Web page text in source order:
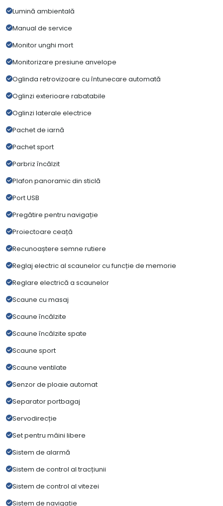
Lumină ambientală
Manual de service
Monitor unghi mort
Monitorizare presiune anvelope
Oglinda retrovizoare cu întunecare automată
Oglinzi exterioare rabatabile
Oglinzi laterale electrice
Pachet de iarnă
Pachet sport
Parbriz încălzit
Plafon panoramic din sticlă
Port USB
Pregătire pentru navigație
Proiectoare ceață
Recunoaștere semne rutiere
Reglaj electric al scaunelor cu funcție de memorie
Reglare electrică a scaunelor
Scaune cu masaj
Scaune încălzite
Scaune încălzite spate
Scaune sport
Scaune ventilate
Senzor de ploaie automat
Separator portbagaj
Servodirecție
Set pentru mâini libere
Sistem de alarmă
Sistem de control al tracțiunii
Sistem de control al vitezei
Sistem de navigație